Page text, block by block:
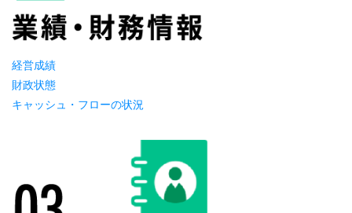
経営成績
財政状態
キャッシュ・フローの状況